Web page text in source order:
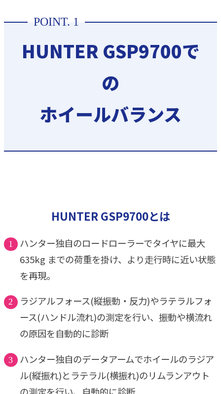
HUNTER GSP9700で
の
ホイールバランス
HUNTER GSP9700とは
ハンター独自のロードローラーでタイヤに最大
635kg までの荷重を掛け、より走行時に近い状態
を再現。
ラジアルフォース(縦振動・反力)やラテラルフォ
ース(ハンドル流れ)の測定を行い、振動や横流れ
の原因を自動的に診断
ハンター独自のデータアームでホイールのラジア
ル(縦振れ)とラテラル(横振れ)のリムランアウト
の測定を行い、自動的に診断